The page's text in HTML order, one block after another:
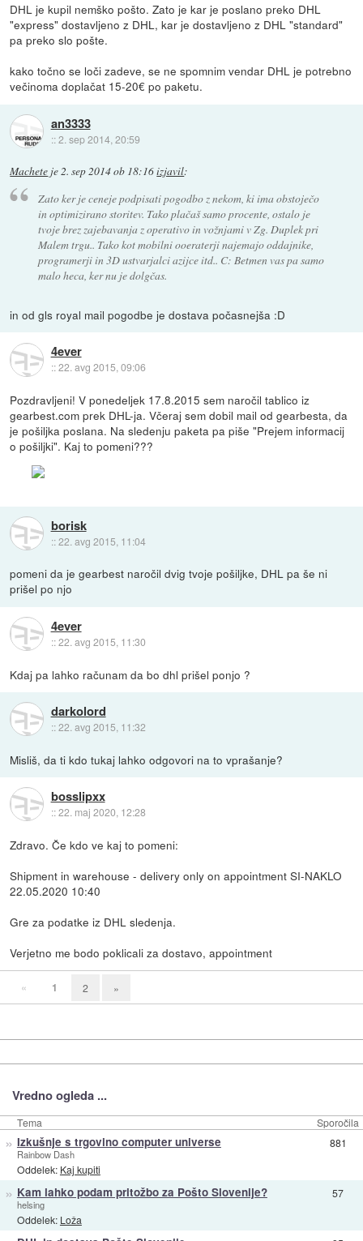
DHL je kupil nemško pošto. Zato je kar je poslano preko DHL
"express" dostavljeno z DHL, kar je dostavljeno z DHL "standard"
pa preko slo pošte.
kako točno se loči zadeve, se ne spomnim vendar DHL je potrebno
večinoma doplačat 15-20€ po paketu.
an3333
::2. sep 2014, 20:59
Machete je2. sep 2014 ob 18:16izjavil:
Zato ker je ceneje podpisati pogodbo z nekom, ki ima obstoječo
in optimizirano storitev. Tako plačaš samo procente, ostalo je
tvoje brez zajebavanja z operativo in vožnjami v Zg. Duplek pri
Malem trgu.. Tako kot mobilni ooeraterji najemajo oddajnike,
programerji in 3D ustvarjalci azijce itd.. C: Betmen vas pa samo
malo heca, ker nu je dolgčas.
in od gls royal mail pogodbe je dostava počasnejša :D
4ever
::22. avg 2015, 09:06
Pozdravljeni! V ponedeljek 17.8.2015 sem naročil tablico iz
gearbest.com prek DHL-ja. Včeraj sem dobil mail od gearbesta, da
je pošiljka poslana. Na sledenju paketa pa piše "Prejem informacij
o pošiljki". Kaj to pomeni???
borisk
::22. avg 2015, 11:04
pomeni da je gearbest naročil dvig tvoje pošiljke, DHL pa še ni
prišel po njo
4ever
::22. avg 2015, 11:30
Kdaj pa lahko računam da bo dhl prišel ponjo ?
darkolord
::22. avg 2015, 11:32
Misliš, da ti kdo tukaj lahko odgovori na to vprašanje?
bosslipxx
::22. maj 2020, 12:28
Zdravo. Če kdo ve kaj to pomeni:
Shipment in warehouse - delivery only on appointment SI-NAKLO
22.05.2020 10:40
Gre za podatke iz DHL sledenja.
Verjetno me bodo poklicali za dostavo, appointment
« 1 2 »
Vredno ogleda ...
Tema Sporočila
» Izkušnje s trgovino computer universe
Rainbow Dash
Oddelek: Kaj kupiti
881
» Kam lahko podam pritožbo za Pošto Slovenije?
helsing
Oddelek: Loža
57